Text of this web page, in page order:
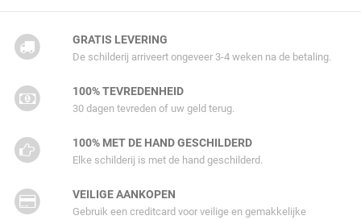
GRATIS LEVERING
De schilderij arriveert ongeveer 3-4 weken na de betaling.
100% TEVREDENHEID
30 dagen tevreden of uw geld terug.
100% MET DE HAND GESCHILDERD
Elke schilderij is met de hand geschilderd.
VEILIGE AANKOPEN
Gebruik een creditcard voor veilige en gemakkelijke